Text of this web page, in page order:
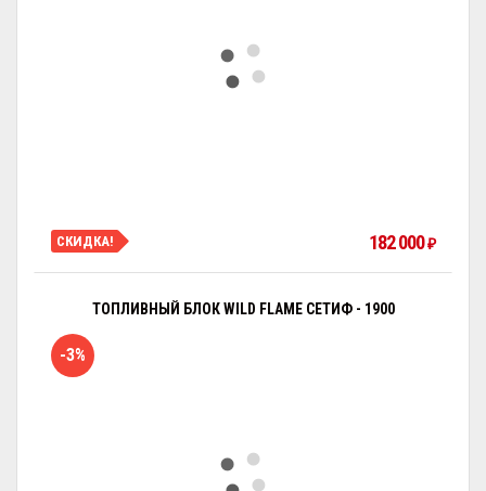
СКИДКА! 182 000₽
ТОПЛИВНЫЙ БЛОК WILD FLAME СЕТИФ - 1900
-3%